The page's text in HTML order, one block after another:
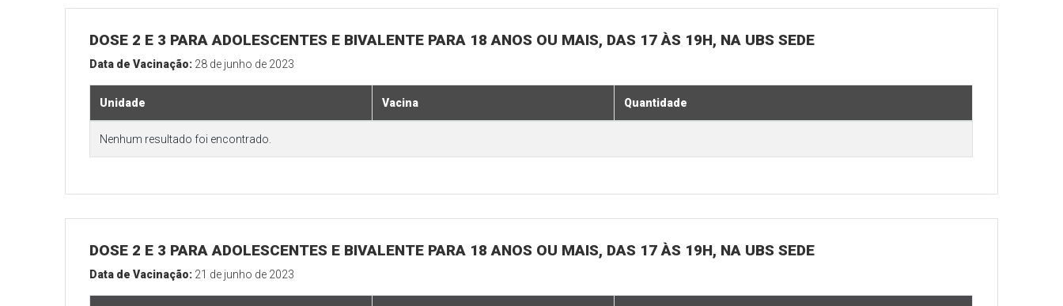
DOSE 2 E 3 PARA ADOLESCENTES E BIVALENTE PARA 18 ANOS OU MAIS, DAS 17 ÀS 19H, NA UBS SEDE
Data de Vacinação: 28 de junho de 2023
Unidade Vacina Quantidade
Nenhum resultado foi encontrado.
DOSE 2 E 3 PARA ADOLESCENTES E BIVALENTE PARA 18 ANOS OU MAIS, DAS 17 ÀS 19H, NA UBS SEDE
Data de Vacinação: 21 de junho de 2023